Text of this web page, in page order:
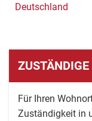
Deutschland
Für Ihren
Zuständigkeit in